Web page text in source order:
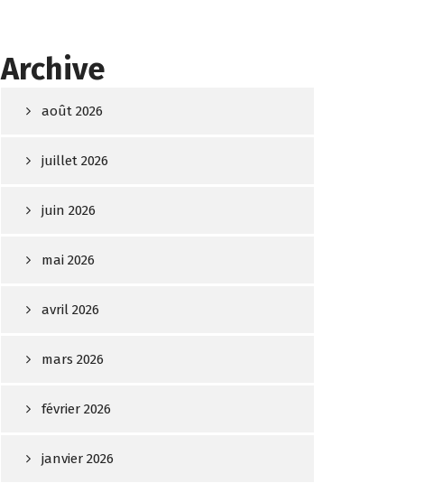
Archive
août 2026
juillet 2026
juin 2026
mai 2026
avril 2026
mars 2026
février 2026
janvier 2026